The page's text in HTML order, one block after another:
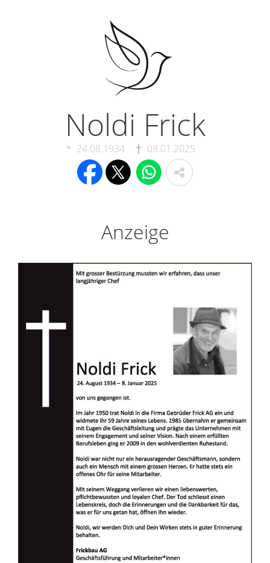
Noldi Frick
24.08.1934 08.01.2025
Anzeige